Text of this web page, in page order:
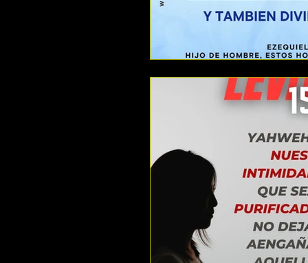
LAS PALABRAS DEL PROFETA
QUE ES UNA ADORACION PARA
ESCUDRIÑANDO LOS SALMOS
ESTUDIANDO LIBRO DE TITO